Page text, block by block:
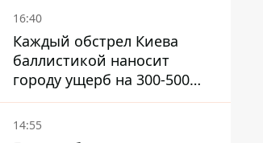
16:40
Каждый обстрел Киева
баллистикой наносит
городу ущерб на 300-500
миллионов - Петр
Пантелеев
14:55